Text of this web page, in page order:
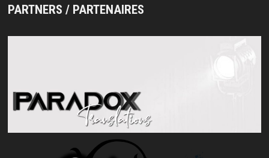
PARTNERS / PARTENAIRES